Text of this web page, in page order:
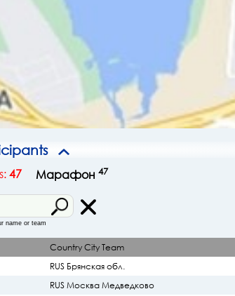
47 Марафон 47
name or team
CountryCityTeam
RUS Брянская обл.
RUS Москва Медведково